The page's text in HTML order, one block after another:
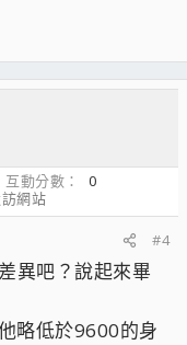
互動分數
0
網站
#4
異吧？說起來畢
略低於9600的身